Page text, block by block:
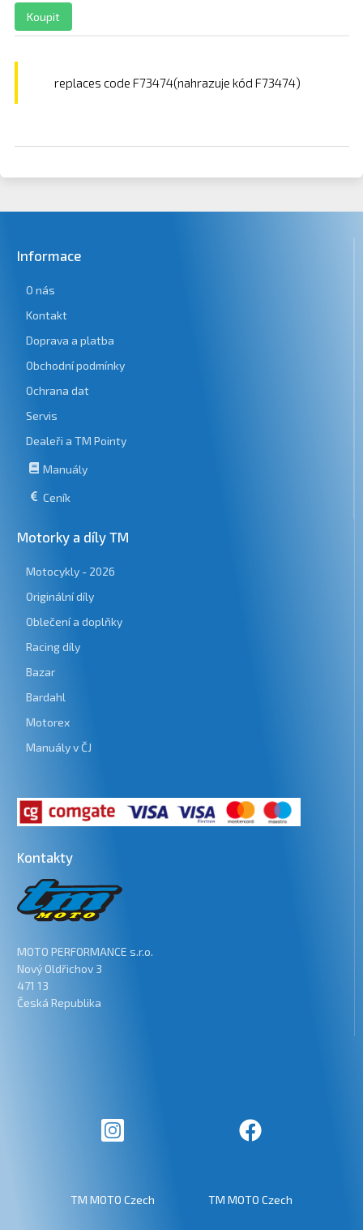
Koupit
replaces code F73474(nahrazuje kód F73474)
Informace
O nás
Kontakt
Doprava a platba
Obchodní podmínky
Ochrana dat
Servis
Dealeři a TM Pointy
Manuály
Ceník
Motorky a díly TM
Motocykly - 2026
Originální díly
Oblečení a doplňky
Racing díly
Bazar
Bardahl
Motorex
Manuály v ČJ
Kontakty
MOTO PERFORMANCE s.r.o.
Nový Oldřichov 3
471 13
Česká Republika
TM MOTO Czech TM MOTO Czech